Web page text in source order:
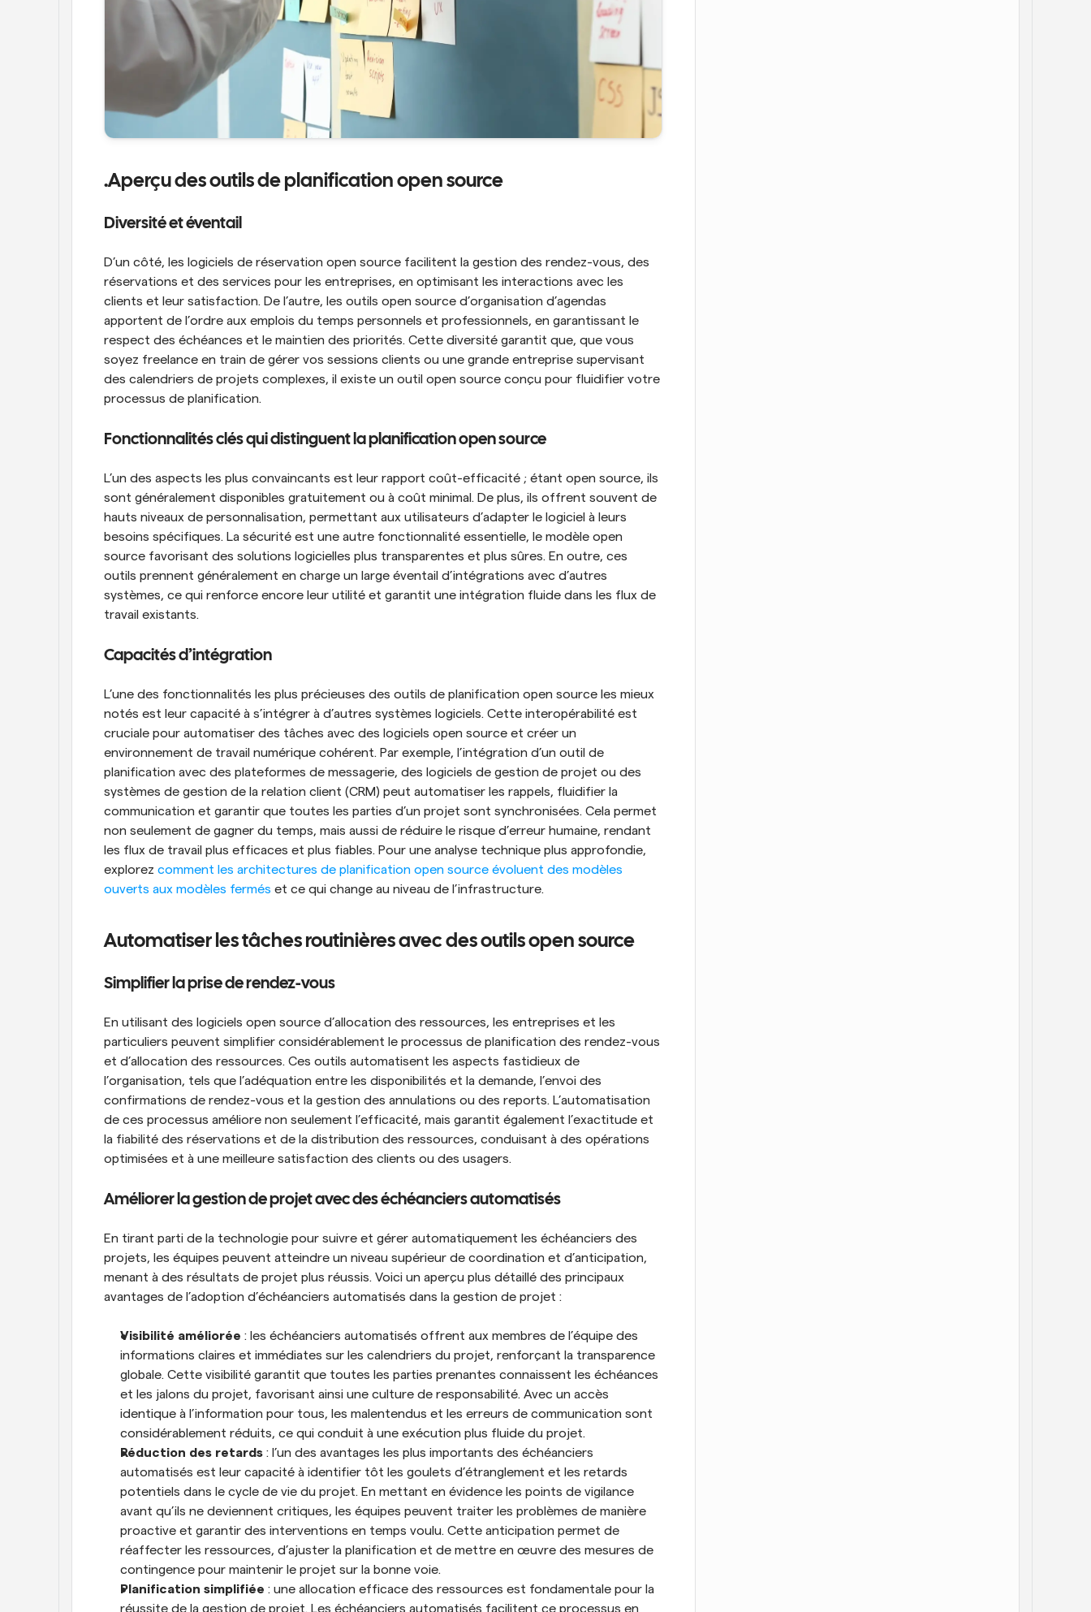
.Aperçu des outils de planification open source
Diversité et éventail
D’un côté, les logiciels de réservation open source facilitent la gestion des rendez-vous, des
réservations et des services pour les entreprises, en optimisant les interactions avec les
clients et leur satisfaction. De l’autre, les outils open source d’organisation d’agendas
apportent de l’ordre aux emplois du temps personnels et professionnels, en garantissant le
respect des échéances et le maintien des priorités. Cette diversité garantit que, que vous
soyez freelance en train de gérer vos sessions clients ou une grande entreprise supervisant
des calendriers de projets complexes, il existe un outil open source conçu pour fluidifier votre
processus de planification.
Fonctionnalités clés qui distinguent la planification open source
L’un des aspects les plus convaincants est leur rapport coût-efficacité ; étant open source, ils
sont généralement disponibles gratuitement ou à coût minimal. De plus, ils offrent souvent de
hauts niveaux de personnalisation, permettant aux utilisateurs d’adapter le logiciel à leurs
besoins spécifiques. La sécurité est une autre fonctionnalité essentielle, le modèle open
source favorisant des solutions logicielles plus transparentes et plus sûres. En outre, ces
outils prennent généralement en charge un large éventail d’intégrations avec d’autres
systèmes, ce qui renforce encore leur utilité et garantit une intégration fluide dans les flux de
travail existants.
Capacités d’intégration
L’une des fonctionnalités les plus précieuses des outils de planification open source les mieux
notés est leur capacité à s’intégrer à d’autres systèmes logiciels. Cette interopérabilité est
cruciale pour automatiser des tâches avec des logiciels open source et créer un
environnement de travail numérique cohérent. Par exemple, l’intégration d’un outil de
planification avec des plateformes de messagerie, des logiciels de gestion de projet ou des
systèmes de gestion de la relation client (CRM) peut automatiser les rappels, fluidifier la
communication et garantir que toutes les parties d’un projet sont synchronisées. Cela permet
non seulement de gagner du temps, mais aussi de réduire le risque d’erreur humaine, rendant
les flux de travail plus efficaces et plus fiables. Pour une analyse technique plus approfondie,
explorez comment les architectures de planification open source évoluent des modèles
ouverts aux modèles fermés et ce qui change au niveau de l’infrastructure.
Automatiser les tâches routinières avec des outils open source
Simplifier la prise de rendez-vous
En utilisant des logiciels open source d’allocation des ressources, les entreprises et les
particuliers peuvent simplifier considérablement le processus de planification des rendez-vous
et d’allocation des ressources. Ces outils automatisent les aspects fastidieux de
l’organisation, tels que l’adéquation entre les disponibilités et la demande, l’envoi des
confirmations de rendez-vous et la gestion des annulations ou des reports. L’automatisation
de ces processus améliore non seulement l’efficacité, mais garantit également l’exactitude et
la fiabilité des réservations et de la distribution des ressources, conduisant à des opérations
optimisées et à une meilleure satisfaction des clients ou des usagers.
Améliorer la gestion de projet avec des échéanciers automatisés
En tirant parti de la technologie pour suivre et gérer automatiquement les échéanciers des
projets, les équipes peuvent atteindre un niveau supérieur de coordination et d’anticipation,
menant à des résultats de projet plus réussis. Voici un aperçu plus détaillé des principaux
avantages de l’adoption d’échéanciers automatisés dans la gestion de projet :
Visibilité améliorée : les échéanciers automatisés offrent aux membres de l’équipe des
informations claires et immédiates sur les calendriers du projet, renforçant la transparence
globale. Cette visibilité garantit que toutes les parties prenantes connaissent les échéances
et les jalons du projet, favorisant ainsi une culture de responsabilité. Avec un accès
identique à l’information pour tous, les malentendus et les erreurs de communication sont
considérablement réduits, ce qui conduit à une exécution plus fluide du projet.
Réduction des retards : l’un des avantages les plus importants des échéanciers
automatisés est leur capacité à identifier tôt les goulets d’étranglement et les retards
potentiels dans le cycle de vie du projet. En mettant en évidence les points de vigilance
avant qu’ils ne deviennent critiques, les équipes peuvent traiter les problèmes de manière
proactive et garantir des interventions en temps voulu. Cette anticipation permet de
réaffecter les ressources, d’ajuster la planification et de mettre en œuvre des mesures de
contingence pour maintenir le projet sur la bonne voie.
Planification simplifiée : une allocation efficace des ressources est fondamentale pour la
réussite de la gestion de projet. Les échéanciers automatisés facilitent ce processus en